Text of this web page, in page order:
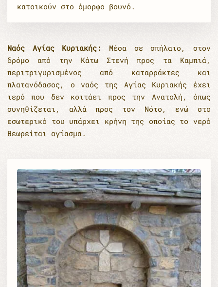
κατοικούν στο όμορφο βουνό.
Ναός Αγίας Κυριακής:
Μέσα σε σπήλαιο, στον
δρόμο από την Κάτω Στενή προς τα Καμπιά,
περιτριγυρισμένος από καταρράκτες και
πλατανόδασος, ο ναός της Αγίας Κυριακής έχει
ιερό που δεν κοιτάει προς την Ανατολή, όπως
συνηθίζεται, αλλά προς τον Νότο, ενώ στο
εσωτερικό του υπάρχει κρήνη της οποίας το νερό
θεωρείται αγίασμα.